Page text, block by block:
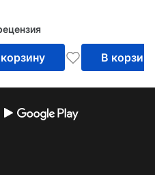
В корзину